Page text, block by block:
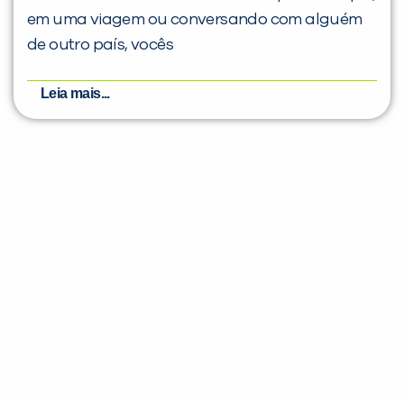
em uma viagem ou conversando com alguém
de outro país, vocês
Leia mais...